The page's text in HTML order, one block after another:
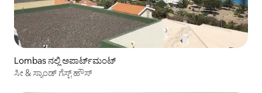
Lombas ನಲ್ಲಿ ಅಪಾರ್ಟ್‌ಮಂಟ್
ಸೀ & ಸ್ಯಾಂಡ್ ಗೆಸ್ಟ್ ಹೌಸ್